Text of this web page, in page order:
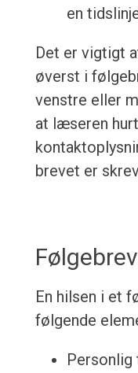
en
Det er vigtigt
øverst i
venstre eller
at læseren
brevet er
En hilsen i et
følgende
Personlig